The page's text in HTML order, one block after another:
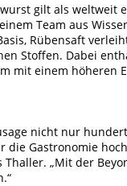
gilt als weltweit
Team aus
Rübensaft
Stoffen. Dabei
mit einem
nicht nur
die Gastronomie
Thaller. „Mit der